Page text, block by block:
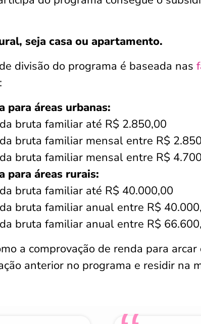
seja casa ou apartamento.
divisão do programa é baseada nas
para áreas urbanas:
bruta familiar até R$ 2.850,00
bruta familiar mensal entre R$
bruta familiar mensal entre R$
para áreas rurais:
bruta familiar até R$ 40.000,00
bruta familiar anual entre R$
bruta familiar anual entre R$
a comprovação de renda para
anterior no programa e residir na